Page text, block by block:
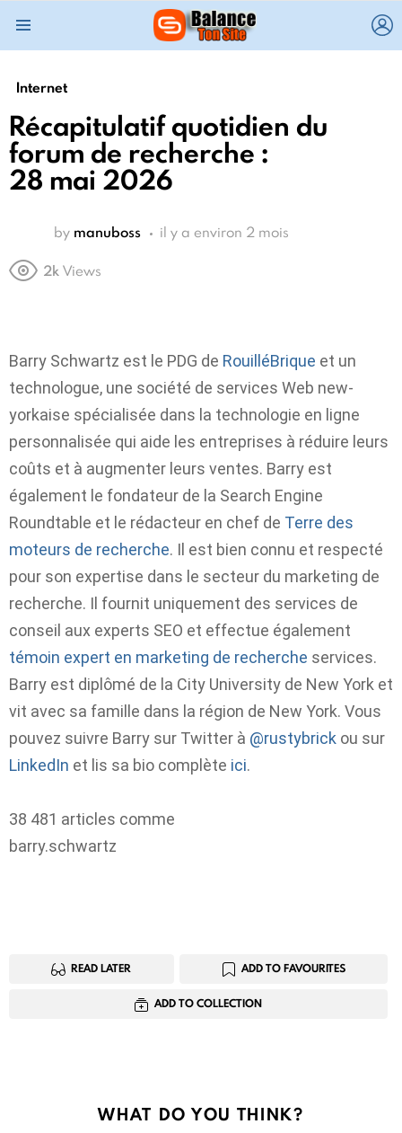
Internet
Récapitulatif quotidien du
forum de recherche :
28 mai 2026
by manuboss il y a environ 2 mois
2k Views
Barry Schwartz est le PDG de RouilléBrique et un
technologue, une société de services Web new-
yorkaise spécialisée dans la technologie en ligne
personnalisée qui aide les entreprises à réduire leurs
coûts et à augmenter leurs ventes. Barry est
également le fondateur de la Search Engine
Roundtable et le rédacteur en chef de Terre des
moteurs de recherche. Il est bien connu et respecté
pour son expertise dans le secteur du marketing de
recherche. Il fournit uniquement des services de
conseil aux experts SEO et effectue également
témoin expert en marketing de recherche services.
Barry est diplômé de la City University de New York et
vit avec sa famille dans la région de New York. Vous
pouvez suivre Barry sur Twitter à @rustybrick ou sur
LinkedIn et lis sa bio complète ici.
38 481 articles comme
barry.schwartz
READ LATER ADD TO FAVOURITES
ADD TO COLLECTION
WHAT DO YOU THINK?